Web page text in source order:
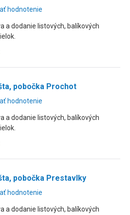
hodnotenie
a dodanie listových, balíkových
pobočka Prochot
hodnotenie
a dodanie listových, balíkových
pobočka Prestavlky
hodnotenie
a dodanie listových, balíkových